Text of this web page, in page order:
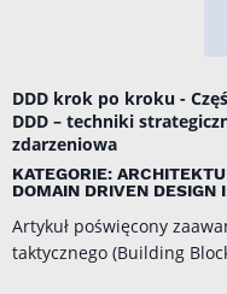
DDD krok po kroku -
DDD – techniki
zdarzeniowa
KATEGORIE:
DOMAIN DRIVEN DESIGN
Artykuł poświęcony
taktycznego (Building